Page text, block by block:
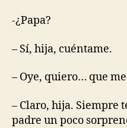
-¿Papa?
– Sí, hija, cuéntame.
– Oye, quiero… que
– Claro, hija. Siempre
padre un poco